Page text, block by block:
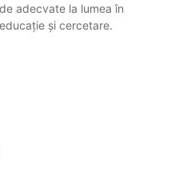
adecvate la lumea în
și cercetare.